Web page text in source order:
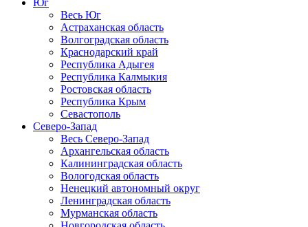
Юг
Весь Юг
Астраханская область
Волгоградская область
Краснодарский край
Республика Адыгея
Республика Калмыкия
Ростовская область
Республика Крым
Севастополь
Северо-Запад
Весь Северо-Запад
Архангельская область
Калининградская область
Вологодская область
Ненецкий автономный округ
Ленинградская область
Мурманская область